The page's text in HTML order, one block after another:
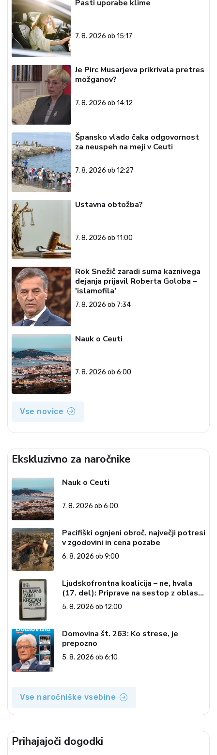
Pasti uporabe klime
7. 8. 2026 ob 15:17
Je Pirc Musarjeva prikrivala pretres
možganov?
7. 8. 2026 ob 14:12
Špansko vlado čaka odgovornost
za neuspeh na meji v Ceuti
7. 8. 2026 ob 12:27
Ustavna obtožba?
7. 8. 2026 ob 11:00
Rok Snežič zaradi suma kaznivega
dejanja prijavil Roberta Goloba –
'islamofila'
7. 8. 2026 ob 7:34
Nauk o Ceuti
7. 8. 2026 ob 6:00
Vse novice
Ekskluzivno za naročnike
Nauk o Ceuti
7. 8. 2026 ob 6:00
Pacifiški ognjeni obroč, največji potresi
v zgodovini in cena pozabe
6. 8. 2026 ob 9:00
Ljudskofrontna koalicija – ne, hvala
(17. del): Priprave na sestop z oblasti
– dvorska opozicija 6: Gramsci na delu:
Revija 2000 in revolucionarna
5. 8. 2026 ob 12:00
Domovina št. 263: Ko strese, je
prepozno
5. 8. 2026 ob 6:10
Vse naročniške vsebine
Prihajajoči dogodki